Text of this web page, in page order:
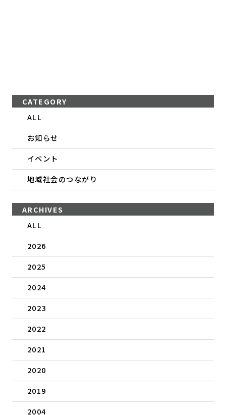
CATEGORY
ALL
お知らせ
イベント
地域社会のつながり
ARCHIVES
ALL
2026
2025
2024
2023
2022
2021
2020
2019
2004